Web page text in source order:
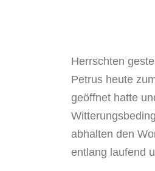
Herrschten
Petrus heute
geöffnet hatte
abhalten den
entlang laufend